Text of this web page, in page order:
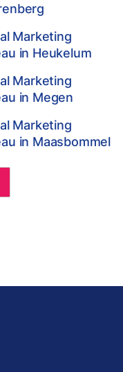
Marketing
in Heukelum
Marketing
in Megen
Marketing
in Maasbommel